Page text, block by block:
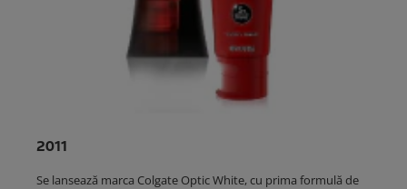
2011
Se lansează marca Colgate Optic White, cu prima formulă de